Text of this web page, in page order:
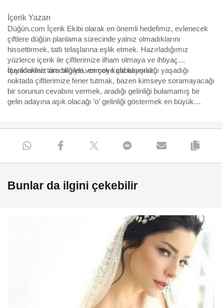
İçerik Yazarı
Düğün.com İçerik Ekibi olarak en önemli hedefimiz, evlenecek
çiftlere düğün planlama sürecinde yalnız olmadıklarını
hissettirmek, tatlı telaşlarına eşlik etmek. Hazırladığımız
yüzlerce içerik ile çiftlerimize ilham olmaya ve ihtiyaç
duyacakları tüm bilgileri vermeye çabalıyoruz.
İçeriklerimiz aracılığıyla, en çok kafa karışıklığı yaşadığı
noktada çiftlerimize fener tutmak, bazen kimseye soramayacağı
bir sorunun cevabını vermek, aradığı gelinliği bulamamış bir
gelin adayına aşık olacağı ‘o’ gelinliği göstermek en büyük
çalışıyoruz.”
Bunlar da ilgini çekebilir